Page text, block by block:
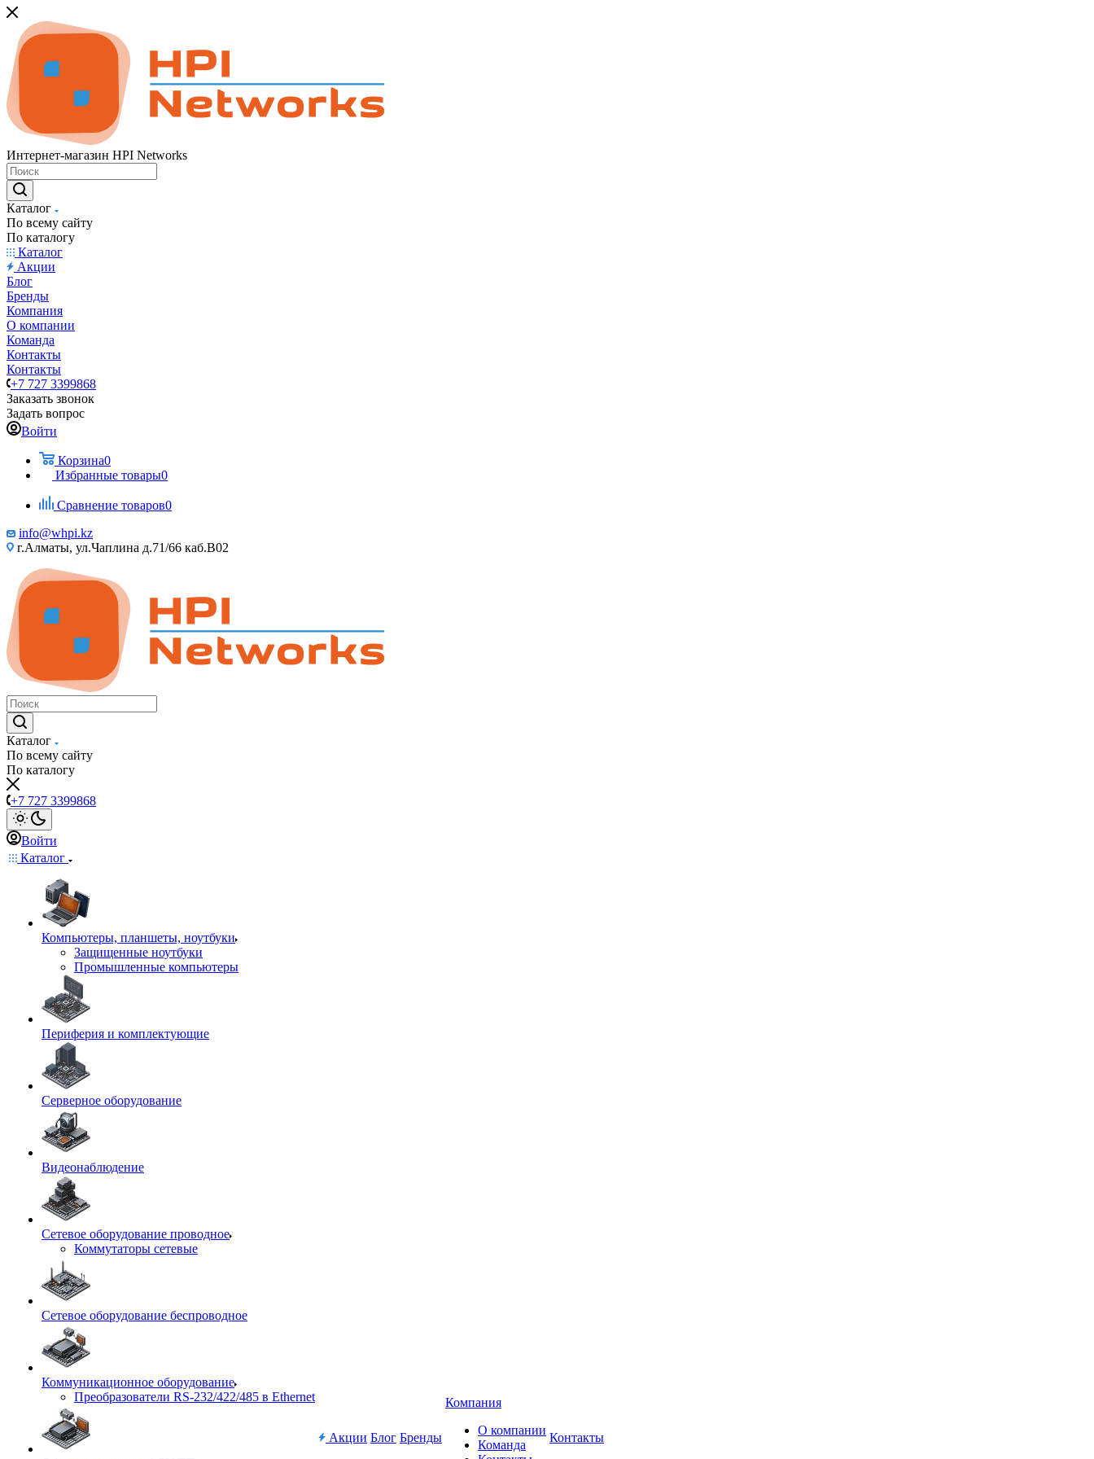
Интернет-магазин HPI Networks
Каталог
По всему сайту
По каталогу
Каталог
Акции
Блог
Бренды
Компания
О компании
Команда
Контакты
Контакты
+7 727 3399868
Заказать звонок
Задать вопрос
Войти
Корзина0
Избранные товары0
Сравнение товаров0
info@whpi.kz
г.Алматы, ул.Чаплина д.71/66 каб.B02
Каталог
По всему сайту
По каталогу
+7 727 3399868
Войти
Каталог
Компьютеры, планшеты, ноутбуки
Защищенные ноутбуки
Промышленные компьютеры
Периферия и комплектующие
Серверное оборудование
Видеонаблюдение
Сетевое оборудование проводное
Коммутаторы сетевые
Сетевое оборудование беспроводное
Коммуникационное оборудование
Преобразователи RS-232/422/485 в Ethernet
Акции Блог Бренды
Компания
О компании
Команда
Контакты